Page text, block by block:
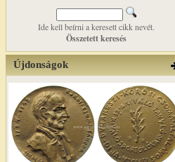
Ide kell beírni a keresett cikk nevét.
Összetett keresés
Újdonságok